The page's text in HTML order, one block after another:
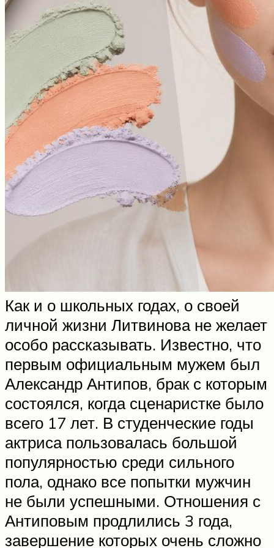
Как и о школьных годах, о своей
личной жизни Литвинова не желает
особо рассказывать. Известно, что
первым официальным мужем был
Александр Антипов, брак с которым
состоялся, когда сценаристке было
всего 17 лет. В студенческие годы
актриса пользовалась большой
популярностью среди сильного
пола, однако все попытки мужчин
не были успешными. Отношения с
Антиповым продлились 3 года,
завершение которых очень сложно